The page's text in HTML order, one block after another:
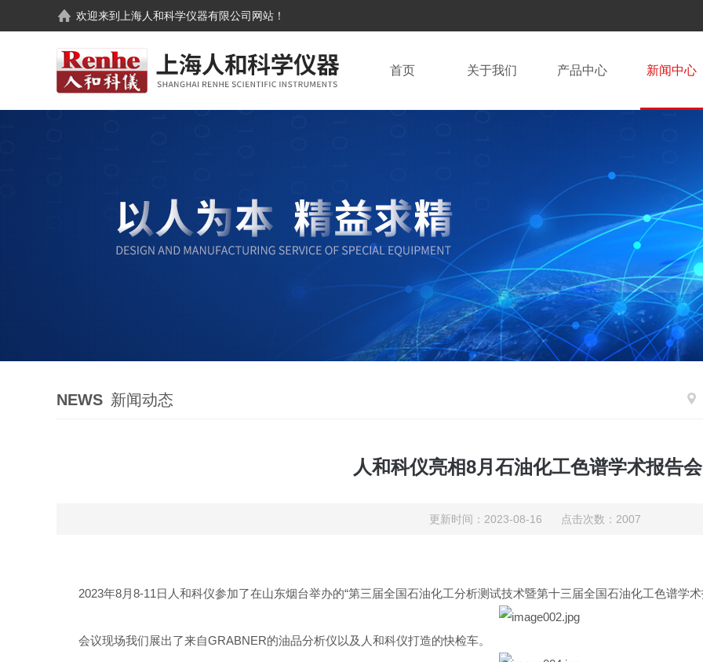
欢迎来到 上海人和科学仪器有限公司 网站！
首页 关于我们 产品中心 新闻中心
NEWS 新闻动态
人和科仪亮相8月石油化工色谱学术报告会
更新时间：2023-08-16 点击次数：2007
2023年8月8-11 日人和科仪参加了在山东烟台举办的“第三届全国石油化工分析测试技术暨第十三届全国石油化工色谱学
会议现场我们展出了来自GRABNER的油品分析仪以及人和科仪打造的快检车。